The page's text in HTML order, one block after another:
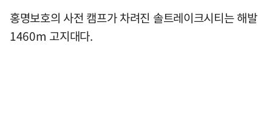
홍명보호의 사전 캠프가 차려진 솔트레이크시티는 해발
1460m 고지대다.